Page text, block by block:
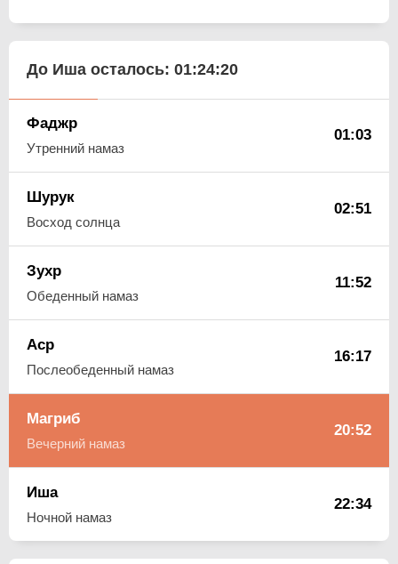
До Иша осталось: 01:24:19
Фаджр
Утренний намаз
01:03
Шурук
Восход солнца
02:51
Зухр
Обеденный намаз
11:52
Аср
Послеобеденный намаз
16:17
Магриб
Вечерний намаз
20:52
Иша
Ночной намаз
22:34